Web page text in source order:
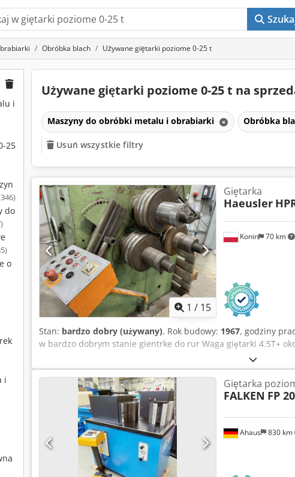
Obróbka blach Używane giętarki poziome 0-25 t
i
25
do
o
i
Używane giętarki poziome 0-25 t na
Maszyny do obróbki metalu i obrabiarki Obróbka
Usuń wszystkie filtry
1 / 15
Konin 70 km
Giętarka
Haeusler
Stan: bardzo dobry (używany), Rok budowy: 1967, godziny
w bardzo dobrym stanie gientrke do rur Waga giętarki 4.5T+
Ahaus 830 km
Giętarka
FALKEN FP 20